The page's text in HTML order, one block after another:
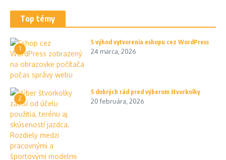
Top témy
1
5 výhod vytvorenia eshopu cez WordPress
24 marca, 2026
2
5 dobrých rád pred výberom štvorkolky
20 februára, 2026